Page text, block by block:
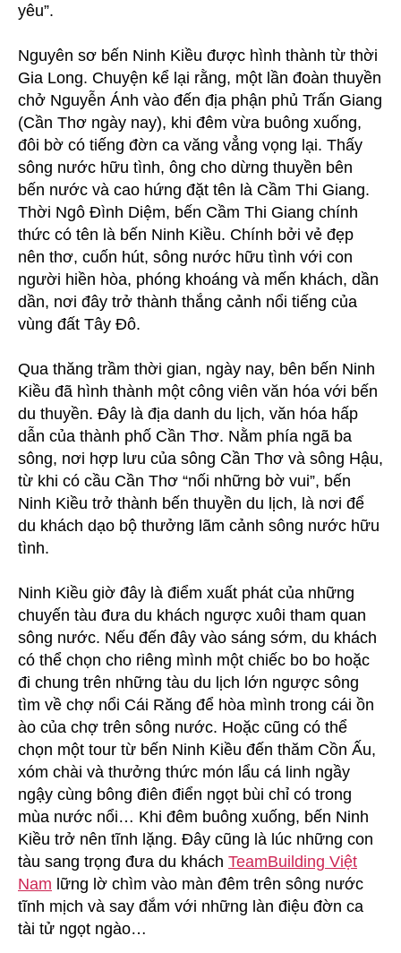
yêu”.
Nguyên sơ bến Ninh Kiều được hình thành từ thời
Gia Long. Chuyện kể lại rằng, một lần đoàn thuyền
chở Nguyễn Ánh vào đến địa phận phủ Trấn Giang
(Cần Thơ ngày nay), khi đêm vừa buông xuống,
đôi bờ có tiếng đờn ca văng vẳng vọng lại. Thấy
sông nước hữu tình, ông cho dừng thuyền bên
bến nước và cao hứng đặt tên là Cầm Thi Giang.
Thời Ngô Đình Diệm, bến Cầm Thi Giang chính
thức có tên là bến Ninh Kiều. Chính bởi vẻ đẹp
nên thơ, cuốn hút, sông nước hữu tình với con
người hiền hòa, phóng khoáng và mến khách, dần
dần, nơi đây trở thành thắng cảnh nổi tiếng của
vùng đất Tây Đô.
Qua thăng trầm thời gian, ngày nay, bên bến Ninh
Kiều đã hình thành một công viên văn hóa với bến
du thuyền. Đây là địa danh du lịch, văn hóa hấp
dẫn của thành phố Cần Thơ. Nằm phía ngã ba
sông, nơi hợp lưu của sông Cần Thơ và sông Hậu,
từ khi có cầu Cần Thơ “nối những bờ vui”, bến
Ninh Kiều trở thành bến thuyền du lịch, là nơi để
du khách dạo bộ thưởng lãm cảnh sông nước hữu
tình.
Ninh Kiều giờ đây là điểm xuất phát của những
chuyến tàu đưa du khách ngược xuôi tham quan
sông nước. Nếu đến đây vào sáng sớm, du khách
có thể chọn cho riêng mình một chiếc bo bo hoặc
đi chung trên những tàu du lịch lớn ngược sông
tìm về chợ nổi Cái Răng để hòa mình trong cái ồn
ào của chợ trên sông nước. Hoặc cũng có thể
chọn một tour từ bến Ninh Kiều đến thăm Cồn Ấu,
xóm chài và thưởng thức món lẩu cá linh ngầy
ngậy cùng bông điên điển ngọt bùi chỉ có trong
mùa nước nổi… Khi đêm buông xuống, bến Ninh
Kiều trở nên tĩnh lặng. Đây cũng là lúc những con
tàu sang trọng đưa du khách TeamBuilding Việt
Nam lững lờ chìm vào màn đêm trên sông nước
tĩnh mịch và say đắm với những làn điệu đờn ca
tài tử ngọt ngào…